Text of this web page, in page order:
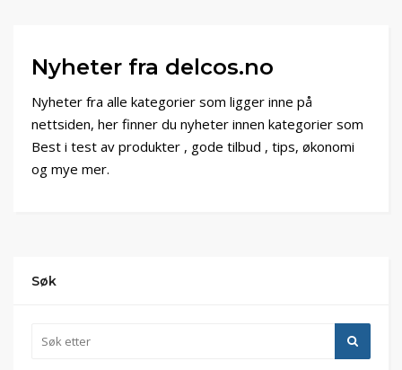
Nyheter fra delcos.no
Nyheter fra alle kategorier som ligger inne på
nettsiden, her finner du nyheter innen kategorier som
Best i test av produkter , gode tilbud , tips, økonomi
og mye mer.
Søk